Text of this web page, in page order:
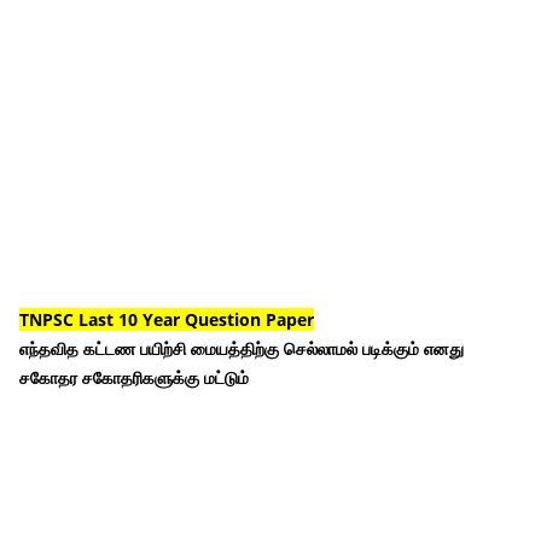
TNPSC Last 10 Year Question Paper
எந்தவித கட்டண பயிற்சி மையத்திற்கு செல்லாமல் படிக்கும் எனது
சகோதர சகோதரிகளுக்கு மட்டும்